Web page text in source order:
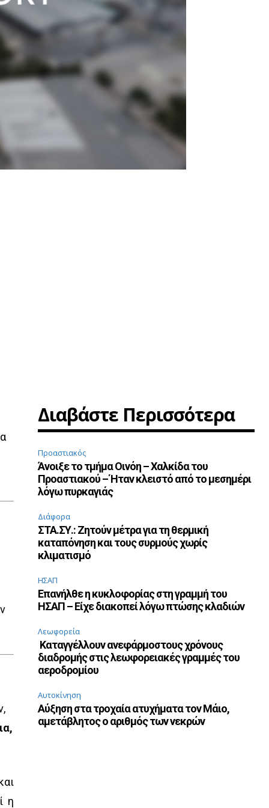
η
Διαβάστε Περισσότερα
Προαστιακός
Άνοιξε το τμήμα Οινόη – Χαλκίδα του
Προαστιακού – Ήταν κλειστό από το μεσημέρι
λόγω πυρκαγιάς
Διάφορα
ΣΤΑ.ΣΥ.: Ζητούν μέτρα για τη θερμική
καταπόνηση και τους συρμούς χωρίς
κλιματισμό
ΗΣΑΠ
Επανήλθε η κυκλοφορίας στη γραμμή του
ΗΣΑΠ – Είχε διακοπεί λόγω πτώσης κλαδιών
Λεωφορεία
Καταγγέλλουν ανεφάρμοστους χρόνους
διαδρομής στις λεωφορειακές γραμμές του
αεροδρομίου
Αυτοκίνηση
Αύξηση στα τροχαία ατυχήματα τον Μάιο,
αμετάβλητος ο αριθμός των νεκρών